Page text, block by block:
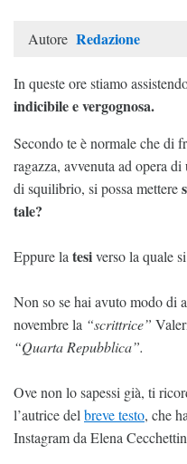
Autore Redazione
In queste ore stiamo
indicibile e vergognosa.
Secondo te è normale che di
ragazza, avvenuta ad opera
di squilibrio, si possa mettere
tale?
Eppure la tesiverso la quale
Non so se hai avuto modo di
novembre la “scrittrice”
“Quarta Repubblica”.
Ove non lo sapessi già, ti
l’autrice del breve testo, che
Instagram da Elena